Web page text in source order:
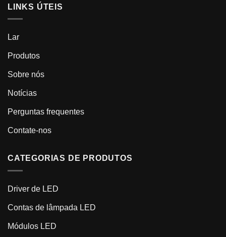
LINKS ÚTEIS
Lar
Produtos
Sobre nós
Notícias
Perguntas frequentes
Contate-nos
CATEGORIAS DE PRODUTOS
Driver de LED
Contas de lâmpada LED
Módulos LED